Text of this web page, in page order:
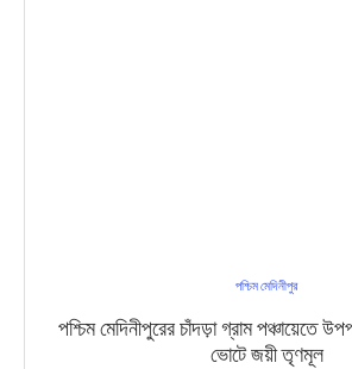
পশ্চিম মেদিনীপুর
পশ্চিম মেদিনীপুরের চাঁদড়া গ্রাম পঞ্চায়েতে
ভোটে জয়ী তৃণমূল